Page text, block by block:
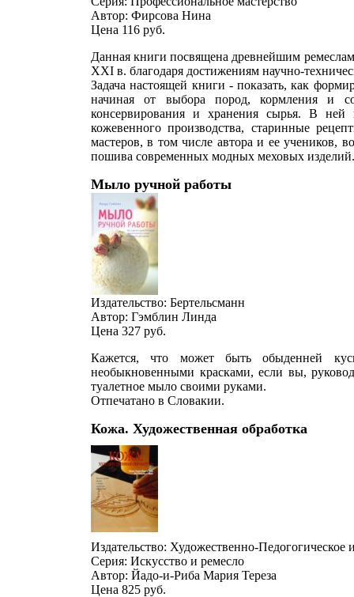
Автор: Фирсова Нина
Цена 116 руб.
Данная книги посвящена древнейшим
XXI в. благодаря достижениям научно-
Задача настоящей книги - показать, как
начиная от выбора пород, кормления и
консервирования и хранения сырья. В ней
кожевенного производства, старинные
мастеров, в том числе автора и ее учеников,
пошива современных модных меховых изделий.
Мыло ручной работы
Издательство: Бертельсманн
Автор: Гэмблин Линда
Цена 327 руб.
Кажется, что может быть обыденней
необыкновенными красками, если вы,
туалетное мыло своими руками.
Отпечатано в Словакии.
Кожа. Художественная обработка
Издательство: Художественно-Педогогическое
Серия: Искусство и ремесло
Автор: Йадо-и-Риба Мария Тереза
Цена 825 руб.